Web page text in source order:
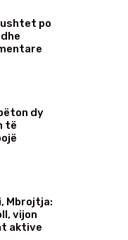
po
dy
të
Mbrojtja:
vijon
aktive